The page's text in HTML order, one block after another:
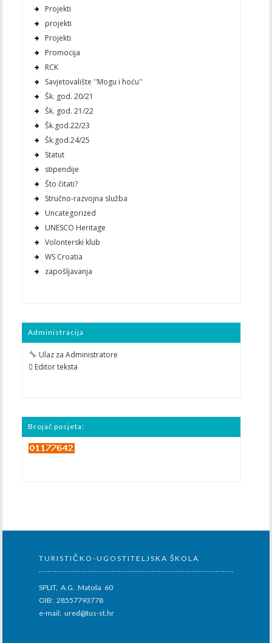
Projekti
projekti
Projekti
Promocija
RCK
Savjetovalište ''Mogu i hoću''
Šk. god. 20/21
Šk. god. 21/22
Šk.god.22/23
Šk.god.24/25
Statut
stipendije
Što čitati?
Stručno-razvojna služba
Uncategorized
UNESCO Heritage
Volonterski klub
WS Croatia
zapošljavanja
Administracija
Ulaz za Administratore
 Editor teksta
Brojač posjeta:
TURISTIČKO-UGOSTITELJSKA ŠKOLA
SPLIT, A.G. Matoša 60
OIB: 28557793778
e-mail: ured@tus-st.hr